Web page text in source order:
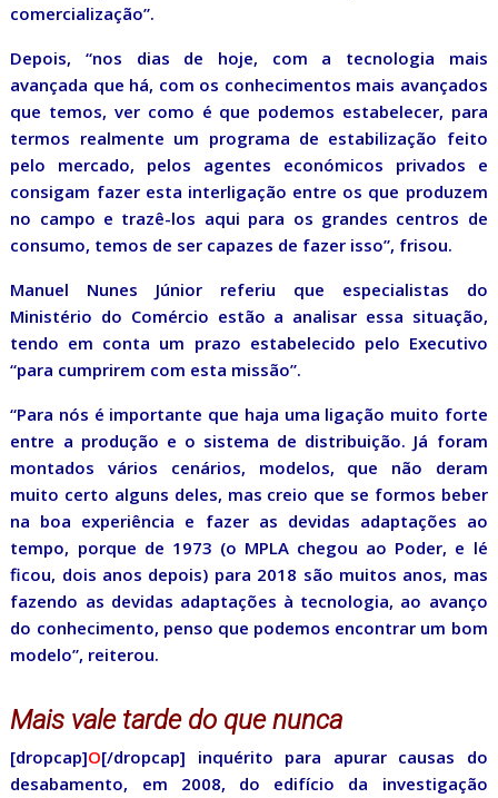
comercialização”.
Depois, “nos dias de hoje, com a tecnologia mais
avançada que há, com os conhecimentos mais avançados
que temos, ver como é que podemos estabelecer, para
termos realmente um programa de estabilização feito
pelo mercado, pelos agentes económicos privados e
consigam fazer esta interligação entre os que produzem
no campo e trazê-los aqui para os grandes centros de
consumo, temos de ser capazes de fazer isso”, frisou.
Manuel Nunes Júnior referiu que especialistas do
Ministério do Comércio estão a analisar essa situação,
tendo em conta um prazo estabelecido pelo Executivo
“para cumprirem com esta missão”.
“Para nós é importante que haja uma ligação muito forte
entre a produção e o sistema de distribuição. Já foram
montados vários cenários, modelos, que não deram
muito certo alguns deles, mas creio que se formos beber
na boa experiência e fazer as devidas adaptações ao
tempo, porque de 1973 (o MPLA chegou ao Poder, e lé
ficou, dois anos depois) para 2018 são muitos anos, mas
fazendo as devidas adaptações à tecnologia, ao avanço
do conhecimento, penso que podemos encontrar um bom
modelo”, reiterou.
Mais vale tarde do que nunca
[dropcap]O[/dropcap] inquérito para apurar causas do
desabamento, em 2008, do edifício da investigação